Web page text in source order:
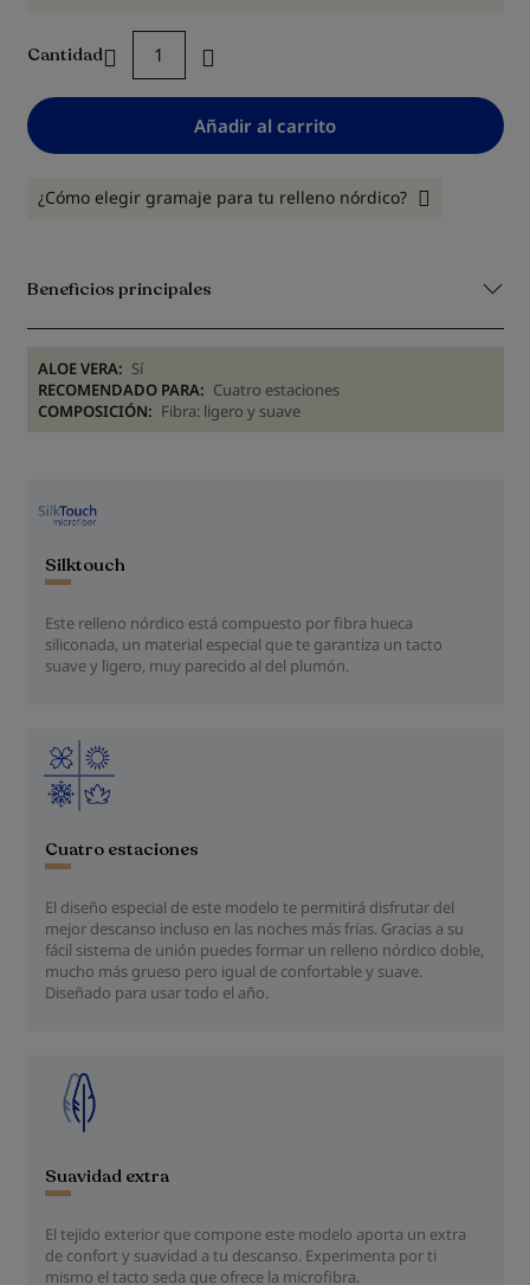
Cantidad
Añadir al carrito
¿Cómo elegir gramaje para tu relleno nórdico?
Beneficios principales
ALOE VERA: Sí
RECOMENDADO PARA: Cuatro estaciones
COMPOSICIÓN: Fibra: ligero y suave
Silktouch
Este relleno nórdico está compuesto por fibra hueca
siliconada, un material especial que te garantiza un tacto
suave y ligero, muy parecido al del plumón.
Cuatro estaciones
El diseño especial de este modelo te permitirá disfrutar del
mejor descanso incluso en las noches más frías. Gracias a su
fácil sistema de unión puedes formar un relleno nórdico doble,
mucho más grueso pero igual de confortable y suave.
Diseñado para usar todo el año.
Suavidad extra
El tejido exterior que compone este modelo aporta un extra
de confort y suavidad a tu descanso. Experimenta por ti
mismo el tacto seda que ofrece la microfibra.